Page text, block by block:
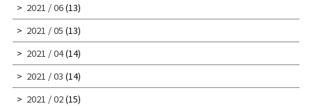
2021 / 06(13)
2021 / 05 (13)
2021 / 04(14)
2021 / 03 (14)
2021 / 02(15)